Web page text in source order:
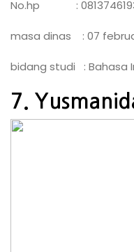
No.hp :
masa dinas : 07
bidang studi : Bahasa
7.